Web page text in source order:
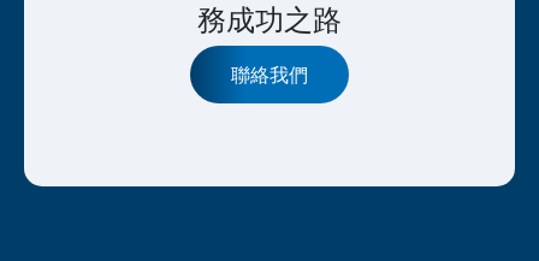
務成功之路
聯絡我們